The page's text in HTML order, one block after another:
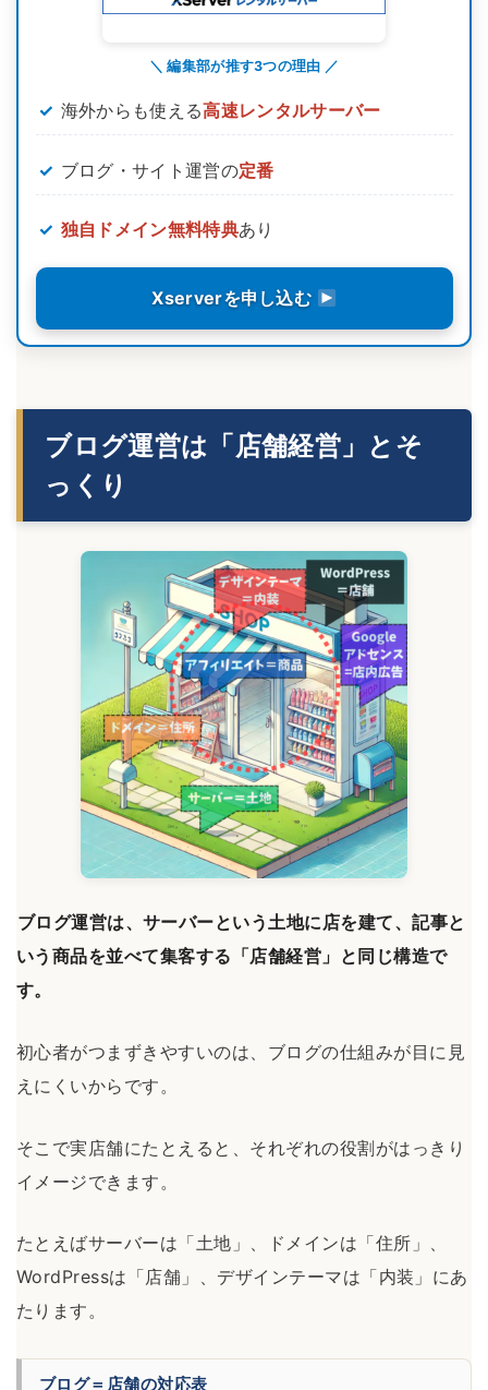
＼ 編集部が推す3つの理由 ／
✓ 海外からも使える高速レンタルサーバー
✓ ブログ・サイト運営の定番
✓ 独自ドメイン無料特典あり
Xserverを申し込む
ブログ運営は「店舗経営」とそ
っくり
ブログ運営は、サーバーという土地に店を建て、記事と
いう商品を並べて集客する「店舗経営」と同じ構造で
す。
初心者がつまずきやすいのは、ブログの仕組みが目に見
えにくいからです。
そこで実店舗にたとえると、それぞれの役割がはっきり
イメージできます。
たとえばサーバーは「土地」、ドメインは「住所」、
WordPressは「店舗」、デザインテーマは「内装」にあ
たります。
ブログ＝店舗の対応表